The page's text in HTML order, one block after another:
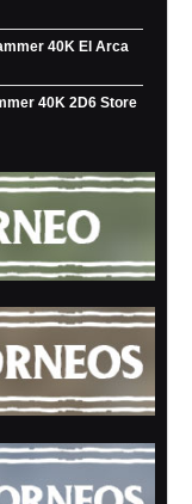
40K El Arca
40K 2D6 Store